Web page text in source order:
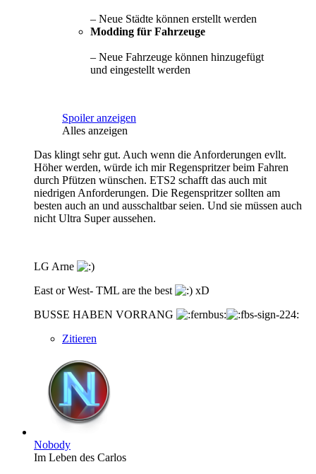
– Neue Städte können erstellt werden
Modding für Fahrzeuge
– Neue Fahrzeuge können hinzugefügt
und eingestellt werden
Spoiler anzeigen
Alles anzeigen
Das klingt sehr gut. Auch wenn die Anforderungen evllt.
Höher werden, würde ich mir Regenspritzer beim Fahren
durch Pfützen wünschen. ETS2 schafft das auch mit
niedrigen Anforderungen. Die Regenspritzer sollten am
besten auch an und ausschaltbar seien. Und sie müssen auch
nicht Ultra Super aussehen.
LG Arne
East or West- TML are the best
xD
BUSSE HABEN VORRANG
Zitieren
Nobody
Im Leben des Carlos